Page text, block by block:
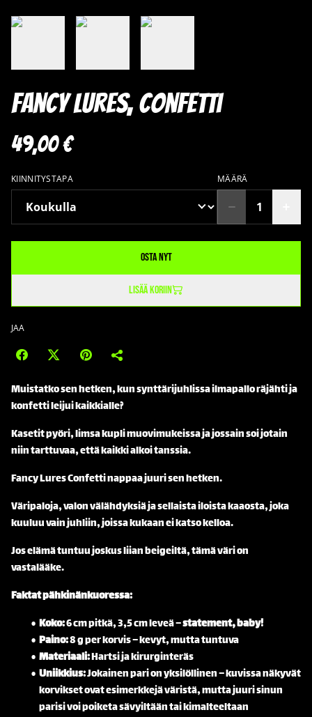
Fancy Lures, Confetti
49,00 €
KIINNITYSTAPA MÄÄRÄ
Osta nyt
Lisää koriin
JAA
Muistatko sen hetken, kun synttärijuhlissa ilmapallo räjähti ja
konfetti leijui kaikkialle?
Kasetit pyöri, limsa kupli muovimukeissa ja jossain soi jotain
niin tarttuvaa, että kaikki alkoi tanssia.
Fancy Lures Confetti nappaa juuri sen hetken.
Väripaloja, valon välähdyksiä ja sellaista iloista kaaosta, joka
kuuluu vain juhliin, joissa kukaan ei katso kelloa.
Jos elämä tuntuu joskus liian beigeiltä, tämä väri on
vastalääke.
Faktat pähkinänkuoressa:
Koko:6 cm pitkä, 3,5 cm leveä –statement, baby!
Paino:8 g per korvis – kevyt, mutta tuntuva
Materiaali:Hartsi ja kirurginteräs
Uniikkius:Jokainen pari on yksilöllinen – kuvissa näkyvät
korvikset ovat esimerkkejä väristä, mutta juuri sinun
parisi voi poiketa sävyiltään tai kimalteeltaan